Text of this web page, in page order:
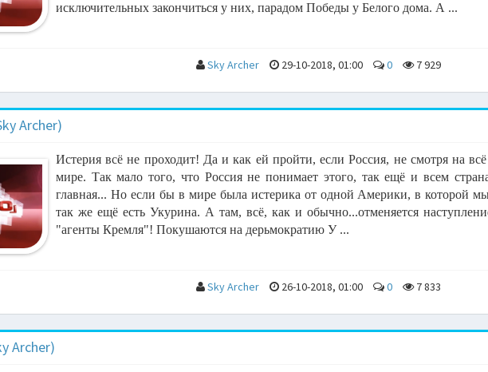
исключительных закончиться у них, парадом Победы у Белого дома. А ...
Sky Archer 29-10-2018, 01:00 0 7 929
Archer)
Истерия всё не проходит! Да и как ей пройти, если Россия, не смотря на
мире. Так мало того, что Россия не понимает этого, так ещё и всем
главная... Но если бы в мире была истерика от одной Америки, в которой
так же ещё есть Укурина. А там, всё, как и обычно...отменяется
"агенты Кремля"! Покушаются на дерьмократию У ...
Sky Archer 26-10-2018, 01:00 0 7 833
Archer)